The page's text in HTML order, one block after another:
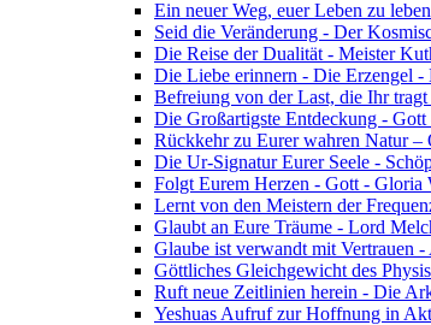
Ein neuer Weg, euer Leben zu
Seid die Veränderung - Der
Die Reise der Dualität - Meister
Die Liebe erinnern - Die Erzengel -
Befreiung von der Last, die Ihr
Die Großartigste Entdeckung -
Rückkehr zu Eurer wahren Natur
Die Ur-Signatur Eurer Seele -
Folgt Eurem Herzen - Gott - Gloria
Lernt von den Meistern der
Glaubt an Eure Träume - Lord
Glaube ist verwandt mit Vertrauen
Göttliches Gleichgewicht des
Ruft neue Zeitlinien herein - Die
Yeshuas Aufruf zur Hoffnung in